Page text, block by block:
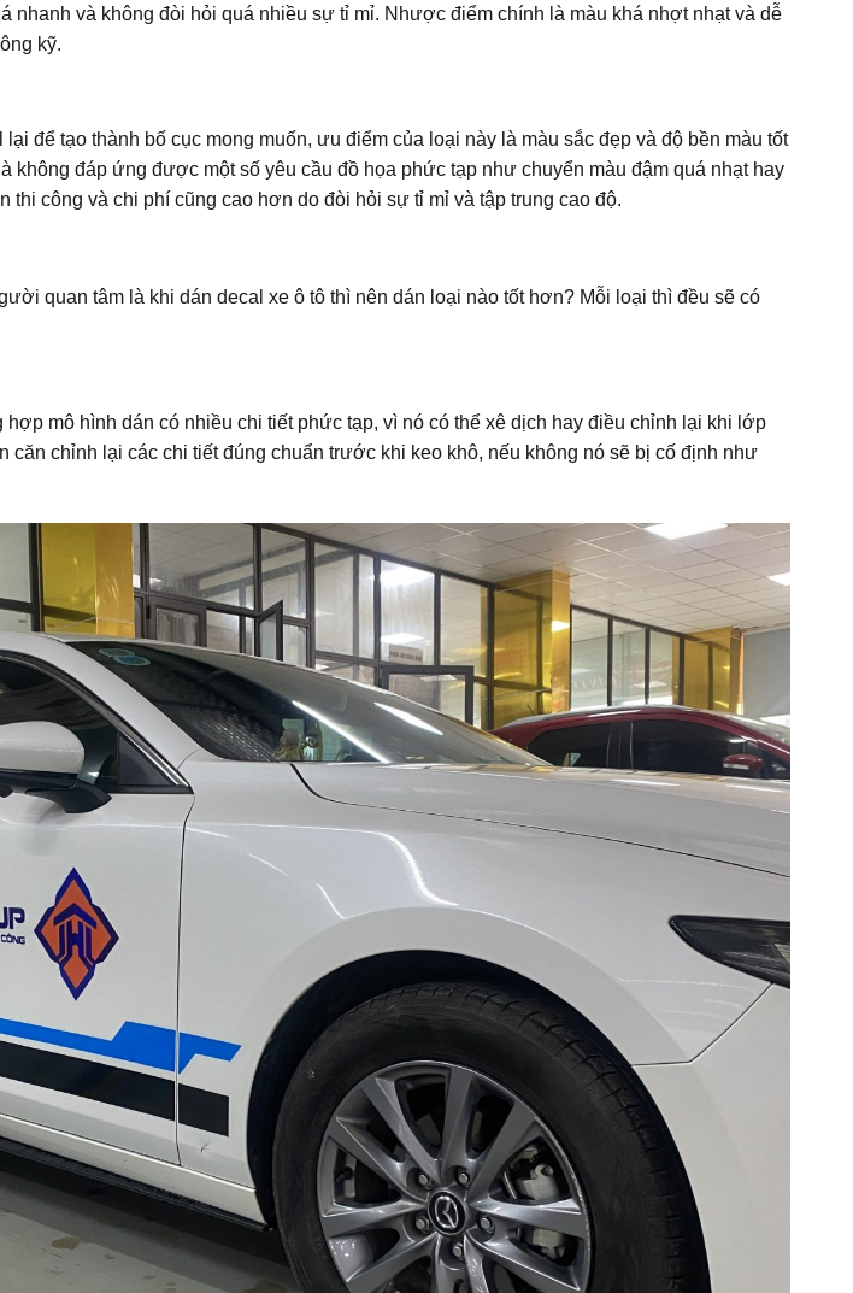
nhanh và không đòi hỏi quá nhiều sự tỉ mỉ. Nhược điểm chính là màu khá nhợt nhạt và dễ
kỹ.
để tạo thành bố cục mong muốn, ưu điểm của loại này là màu sắc đẹp và độ bền màu tốt
không đáp ứng được một số yêu cầu đồ họa phức tạp như chuyển màu đậm quá nhạt hay
thi công và chi phí cũng cao hơn do đòi hỏi sự tỉ mỉ và tập trung cao độ.
quan tâm là khi dán decal xe ô tô thì nên dán loại nào tốt hơn? Mỗi loại thì đều sẽ có
mô hình dán có nhiều chi tiết phức tạp, vì nó có thể xê dịch hay điều chỉnh lại khi lớp
căn chỉnh lại các chi tiết đúng chuẩn trước khi keo khô, nếu không nó sẽ bị cố định như